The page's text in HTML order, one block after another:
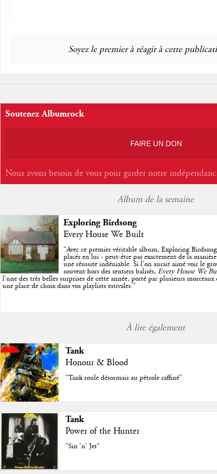
Soyez le premier à réagir à cette
Soutenez Albumrock
FAIRE UN DON
Nous avons besoin de vous pour garder notre
Album de la semaine
Exploring Birdsong
Every House We Built
"Avec ce premier véritable album, Exploring
placés en lui - peut-être pas exactement de la
une réussite indéniable. Si l'on aurait aimé voir le
souvent hors des sentiers balisés, Every House We
l'une des très belles surprises de cette année, porté par plusieurs
une place de choix dans vos playlists estivales."
À lire également
Tank
Honour & Blood
"Tank roule désormais au pétrole raffiné"
Tank
Power of the Hunter
"Sin 'n' Jet"